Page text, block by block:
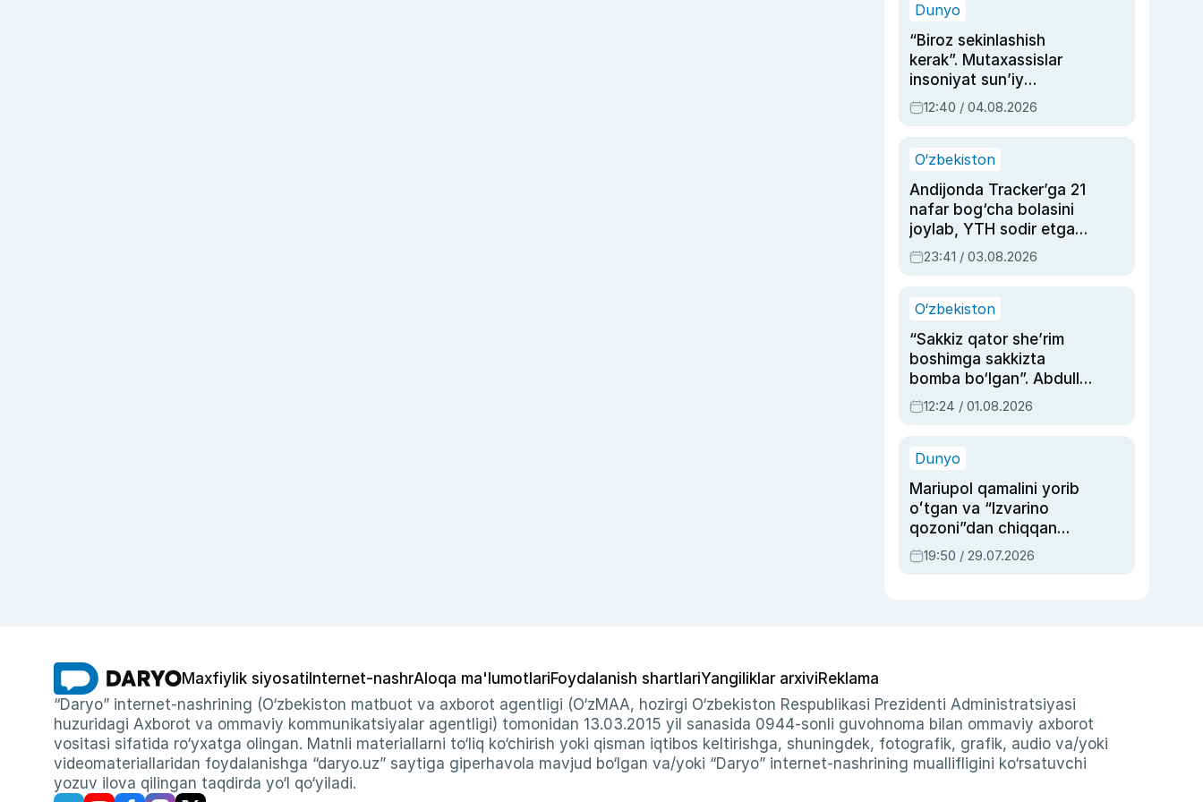
Dunyo
“Biroz sekinlashish
kerak”. Mutaxassislar
insoniyat sun’iy
intellektni boshqara
olmay qolishidan xavotir
12:40 / 04.08.2026
O‘zbekiston
Andijonda Tracker’ga 21
nafar bog‘cha bolasini
joylab, YTH sodir etgan
ayolga sud hukmi o‘qildi
23:41 / 03.08.2026
O‘zbekiston
“Sakkiz qator she’rim
boshimga sakkizta
bomba bo‘lgan”. Abdulla
Oripovni siyosiy
ayblovlardan asrab
12:24 / 01.08.2026
Dunyo
Mariupol qamalini yorib
oʻtgan va “Izvarino
qozoni”dan chiqqan
qahramon — Ukraina
armiyasi bosh
19:50 / 29.07.2026
Maxfiylik siyosati Internet-nashrAloqa ma'lumotlariFoydalanish shartlariYangiliklar arxiviReklama
“Daryo” internet-nashrining (O‘zbekiston matbuot va axborot agentligi (O‘zMAA, hozirgi O‘zbekiston Respublikasi Prezidenti Administratsiyasi
huzuridagi Axborot va ommaviy kommunikatsiyalar agentligi) tomonidan 13.03.2015 yil sanasida 0944-sonli guvohnoma bilan ommaviy axborot
vositasi sifatida ro‘yxatga olingan. Matnli materiallarni to‘liq ko‘chirish yoki qisman iqtibos keltirishga, shuningdek, fotografik, grafik, audio va/yoki
videomateriallaridan foydalanishga “daryo.uz” saytiga giperhavola mavjud bo‘lgan va/yoki “Daryo” internet-nashrining muallifligini ko‘rsatuvchi
yozuv ilova qilingan taqdirda yo‘l qo‘yiladi.